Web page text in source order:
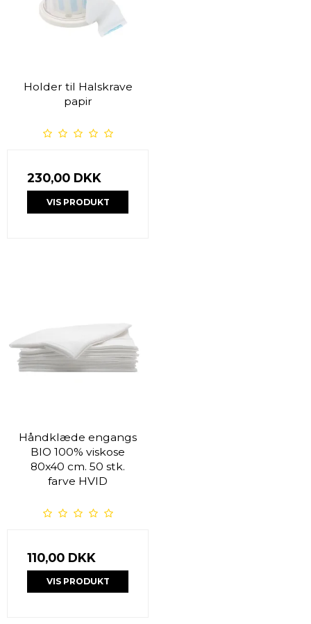
Holder til Halskrave
papir
230,00 DKK
VIS PRODUKT
Håndklæde engangs
BIO 100% viskose
80x40 cm. 50 stk.
farve HVID
110,00 DKK
VIS PRODUKT